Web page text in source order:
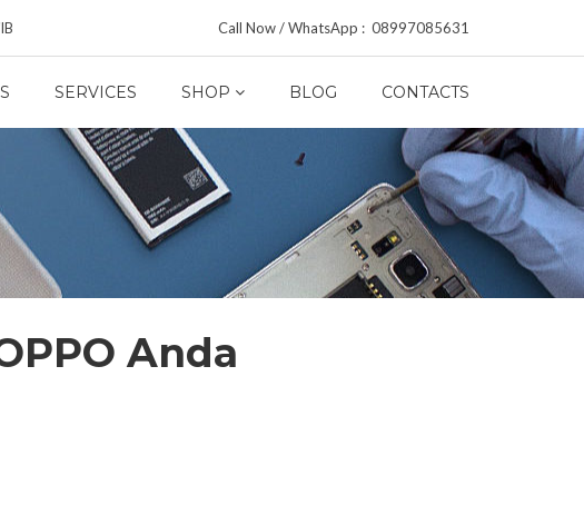
Call Now / WhatsApp : 08997085631
SERVICES SHOP BLOG CONTACTS
Anda